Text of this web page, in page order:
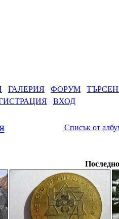
ГАЛЕРИЯ ФОРУМ
ВХОД
Списък от